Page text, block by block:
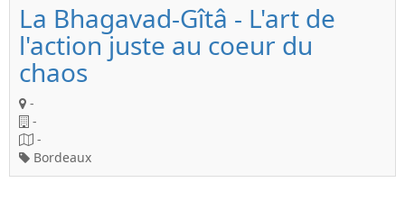
La Bhagavad-Gîtâ - L'art de
l'action juste au coeur du
chaos
-
-
-
Bordeaux